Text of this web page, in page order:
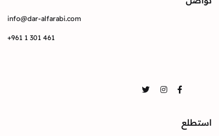
info@dar-alfarabi.com
+961 1 301 461
Facebook
Instagram
Twitter
استطلع